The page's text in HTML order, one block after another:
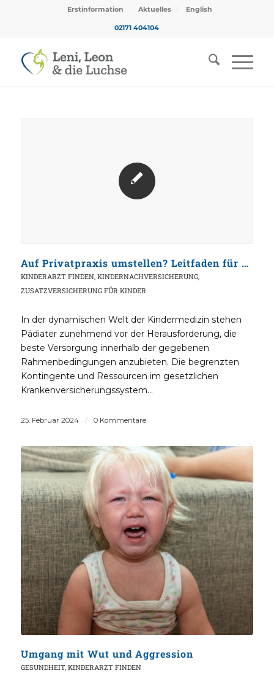
Erstinformation Aktuelles English
02171 404104
Auf Privatpraxis umstellen? Leitfaden für Kinderärzte
KINDERARZT FINDEN, KINDERNACHVERSICHERUNG,
ZUSATZVERSICHERUNG FÜR KINDER
In der dynamischen Welt der Kindermedizin stehen
Pädiater zunehmend vor der Herausforderung, die
beste Versorgung innerhalb der gegebenen
Rahmenbedingungen anzubieten. Die begrenzten
Kontingente und Ressourcen im gesetzlichen
Krankenversicherungssystem…
25. Februar 2024 / 0 Kommentare
Umgang mit Wut und Aggression
GESUNDHEIT, KINDERARZT FINDEN